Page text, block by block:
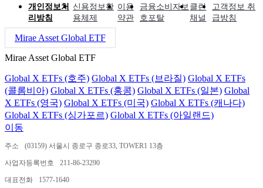
개인정보처
리방침
신용정보활
용체제
이용
약관
금융소비자보
호포탈
클린
채널
고객정보 취
급방침
Mirae Asset Global ETF
Mirae Asset Global ETF
Global X ETFs (호주) Global X ETFs (브라질) Global X ETFs
(콜롬비아) Global X ETFs (홍콩) Global X ETFs (일본) Global
X ETFs (영국) Global X ETFs (미국) Global X ETFs (캐나다)
Global X ETFs (싱가포르) Global X ETFs (아일랜드)
이동
주소 (03159) 서울시 종로구 종로33, TOWER1 13층
사업자등록번호 211-86-23290
대표전화 1577-1640